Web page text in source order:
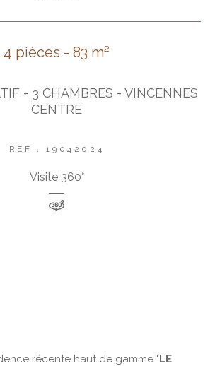
4 pièces - 83 m²
- 3 CHAMBRES - VINCENNES
CENTRE
REF : 19042024
Visite 360°
récente haut de gamme "LE